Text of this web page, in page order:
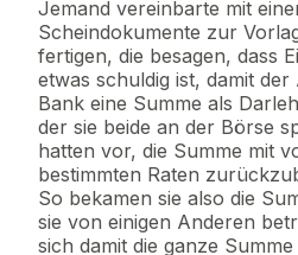
Jemand vereinbarte mit
Scheindokumente zur
fertigen, die besagen, dass
etwas schuldig ist, damit
Bank eine Summe als
der sie beide an der Börse
hatten vor, die Summe mit
bestimmten Raten
So bekamen sie also die
sie von einigen Anderen
sich damit die ganze